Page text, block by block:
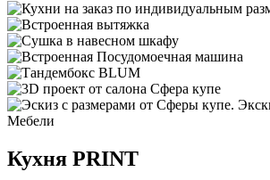
Кухня PRINT